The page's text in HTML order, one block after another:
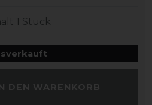
1 Stück
DEN WARENKORB